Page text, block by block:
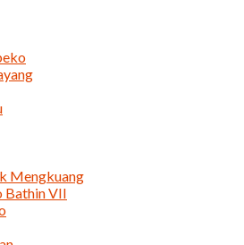
Mengkuang
VII